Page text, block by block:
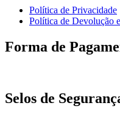
Política de Privacidade
Política de Devolução
Forma de
Selos de